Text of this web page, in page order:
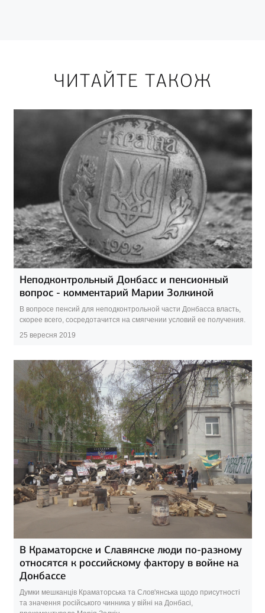
ЧИТАЙТЕ ТАКОЖ
Неподконтрольный Донбасс и пенсионный
вопрос - комментарий Марии Золкиной
В вопросе пенсий для неподконтрольной части Донбасса власть,
скорее всего, сосредотачится на смягчении условий ее получения.
25 вересня 2019
В Краматорске и Славянске люди по-разному
относятся к российскому фактору в войне на
Донбассе
Думки мешканців Краматорська та Слов'янська щодо присутності
та значення російського чинника у війні на Донбасі,